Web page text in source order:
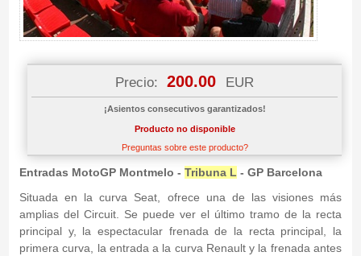
Precio: 200.00 EUR
¡Asientos consecutivos garantizados!
Producto no disponible
Preguntas sobre este producto?
Entradas MotoGP Montmelo - Tribuna L - GP Barcelona
Situada en la curva Seat, ofrece una de las visiones más
amplias del Circuit. Se puede ver el último tramo de la recta
principal y, la espectacular frenada de la recta principal, la
primera curva, la entrada a la curva Renault y la frenada antes